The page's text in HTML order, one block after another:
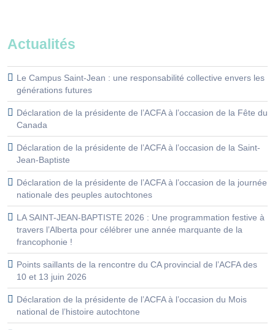
Actualités
Le Campus Saint-Jean : une responsabilité collective envers les
générations futures
Déclaration de la présidente de l’ACFA à l’occasion de la Fête du
Canada
Déclaration de la présidente de l’ACFA à l’occasion de la Saint-
Jean-Baptiste
Déclaration de la présidente de l’ACFA à l’occasion de la journée
nationale des peuples autochtones
LA SAINT-JEAN-BAPTISTE 2026 : Une programmation festive à
travers l’Alberta pour célébrer une année marquante de la
francophonie !
Points saillants de la rencontre du CA provincial de l’ACFA des
10 et 13 juin 2026
Déclaration de la présidente de l’ACFA à l’occasion du Mois
national de l’histoire autochtone